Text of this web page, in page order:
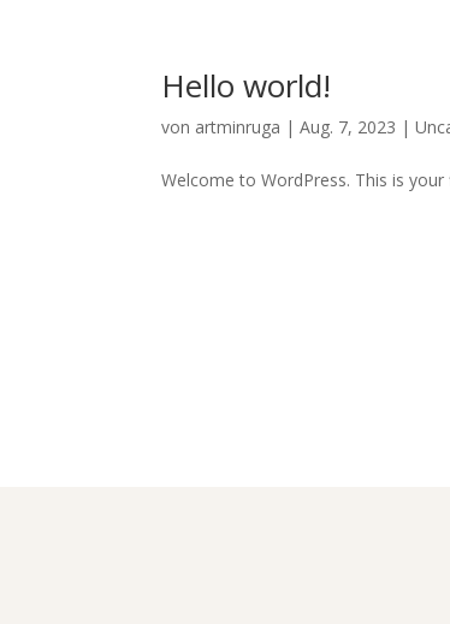
Hello world!
von artminruga |Aug. 7, 2023 |
Welcome to WordPress. This is